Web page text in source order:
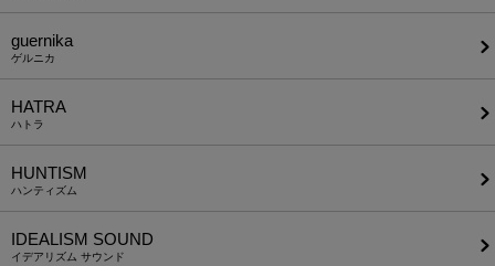
guernika
ゲルニカ
HATRA
ハトラ
HUNTISM
ハンティズム
IDEALISM SOUND
イデアリズム サウンド